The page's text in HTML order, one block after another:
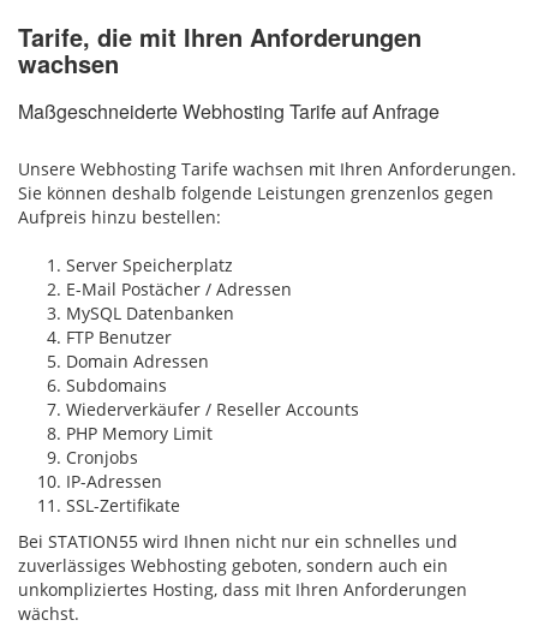
Tarife, die mit Ihren Anforderungen
wachsen
Maßgeschneiderte Webhosting Tarife auf Anfrage
Unsere Webhosting Tarife wachsen mit Ihren Anforderungen.
Sie können deshalb folgende Leistungen grenzenlos gegen
Aufpreis hinzu bestellen:
Server Speicherplatz
E-Mail Postächer / Adressen
MySQL Datenbanken
FTP Benutzer
Domain Adressen
Subdomains
Wiederverkäufer / Reseller Accounts
PHP Memory Limit
Cronjobs
IP-Adressen
SSL-Zertifikate
Bei STATION55 wird Ihnen nicht nur ein schnelles und
zuverlässiges Webhosting geboten, sondern auch ein
unkompliziertes Hosting, dass mit Ihren Anforderungen
wächst.